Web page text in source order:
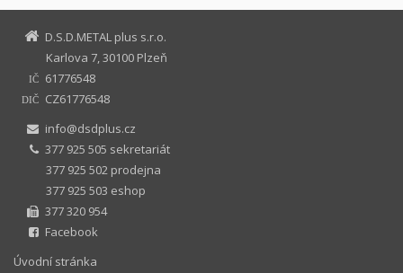
D.S.D.METAL plus s.r.o.
Karlova 7, 30100 Plzeň
IČ 61776548
DIČ
CZ61776548
info@dsdplus.cz
377 925 505 sekretariát
377 925 502 prodejna
377 925 503 eshop
377 320 954
Facebook
Úvodní stránka